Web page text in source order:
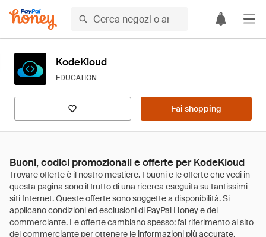
KodeKloud
EDUCATION
Fai shopping
Buoni, codici promozionali e offerte per KodeKloud